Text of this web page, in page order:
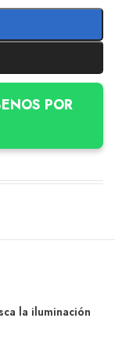
POR
la iluminación